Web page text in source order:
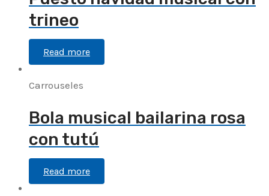
trineo
Read more
Carrouseles
Bola musical bailarina rosa
con tutú
Read more